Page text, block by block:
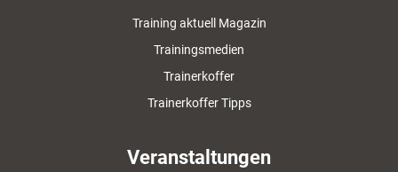
Training aktuell Magazin
Trainingsmedien
Trainerkoffer
Trainerkoffer Tipps
Veranstaltungen